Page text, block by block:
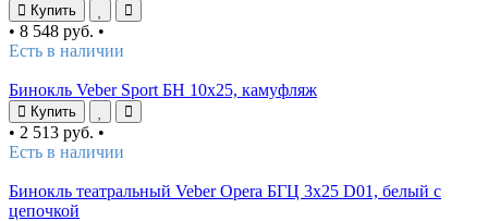
Купить
• 8 548 руб. •
Есть в наличии
Бинокль Veber Sport БН 10х25, камуфляж
Купить
• 2 513 руб. •
Есть в наличии
Бинокль театральный Veber Opera БГЦ 3х25 D01, белый с
цепочкой